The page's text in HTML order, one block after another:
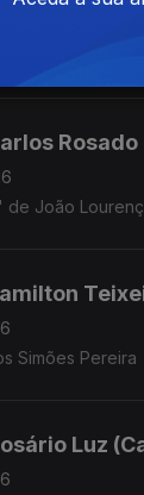
para o
de João
Simões Pereira
Luz